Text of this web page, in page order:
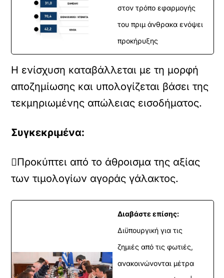
στον τρόπο εφαρμογής
του πριμ άνθρακα ενόψει
προκήρυξης
Η ενίσχυση καταβάλλεται με τη μορφή
αποζημίωσης και υπολογίζεται βάσει της
τεκμηριωμένης απώλειας εισοδήματος.
Συγκεκριμένα:
Προκύπτει από το άθροισμα της αξίας
των τιμολογίων αγοράς γάλακτος.
Διαβάστε επίσης:
Διϋπουργική για τις
ζημιές από τις φωτιές,
ανακοινώνονται μέτρα